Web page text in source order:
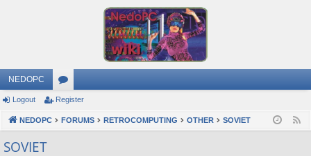
NEDOPC
or
u
Logout Register
NEDOPC FORUMS RETROCOMPUTING OTHER SOVIET
SOVIET